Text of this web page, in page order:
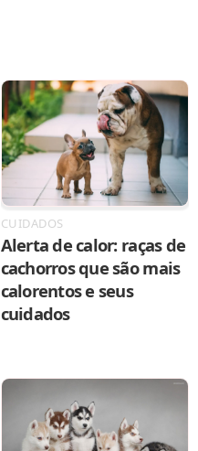
CUIDADOS
Alerta de calor: raças de
cachorros que são mais
calorentos e seus
cuidados